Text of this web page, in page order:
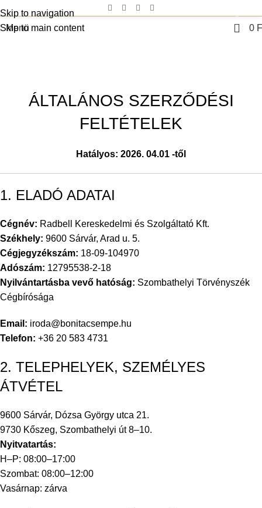
Skip to navigation
Skip to main content
Menü
0
0
ÁLTALÁNOS SZERZŐDÉSI
FELTÉTELEK
Hatályos: 2026. 04.01 -től
1. ELADÓ ADATAI
Cégnév: Radbell Kereskedelmi és Szolgáltató Kft.
Székhely: 9600 Sárvár, Arad u. 5.
Cégjegyzékszám: 18-09-104970
Adószám: 12795538-2-18
Nyilvántartásba vevő hatóság: Szombathelyi Törvényszék
Cégbírósága
Email: iroda@bonitacsempe.hu
Telefon: +36 20 583 4731
2. TELEPHELYEK, SZEMÉLYES
ÁTVÉTEL
9600 Sárvár, Dózsa György utca 21.
9730 Kőszeg, Szombathelyi út 8–10.
Nyitvatartás:
H–P: 08:00–17:00
Szombat: 08:00–12:00
Vasárnap: zárva